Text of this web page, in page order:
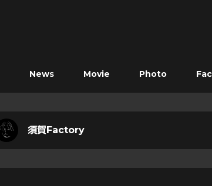
News Movie Photo
須賀Factory